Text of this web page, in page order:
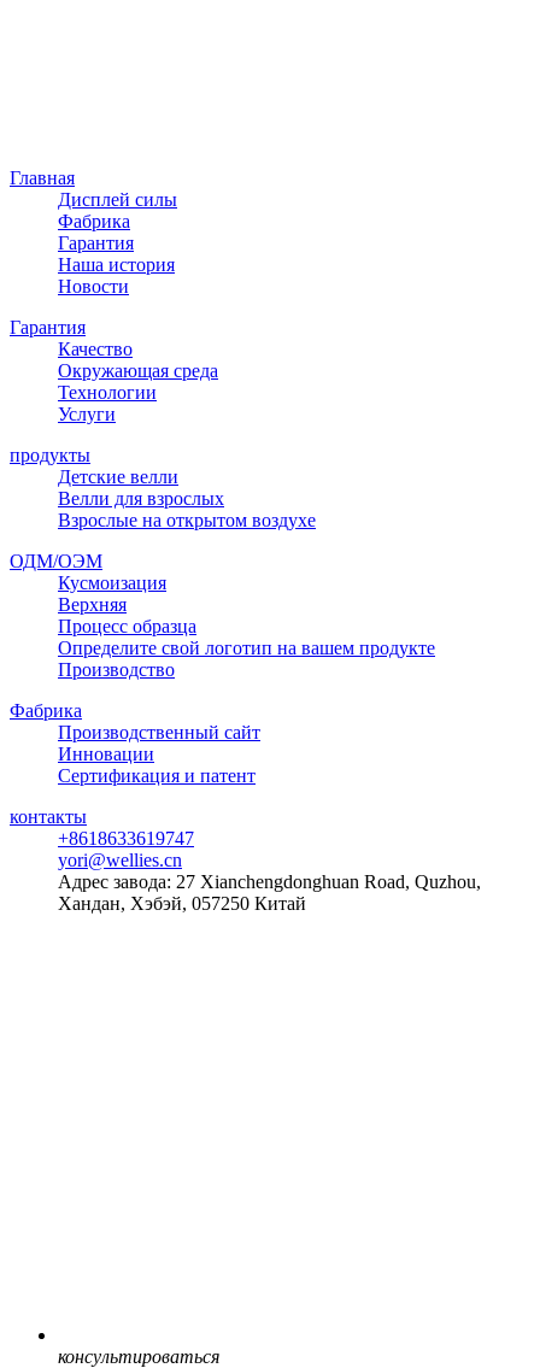
Главная
Дисплей силы
Фабрика
Гарантия
Наша история
Новости
Гарантия
Качество
Окружающая среда
Технологии
Услуги
продукты
Детские велли
Велли для взрослых
Взрослые на открытом воздухе
ОДМ/ОЭМ
Кусмоизация
Верхняя
Процесс образца
Определите свой логотип на вашем продукте
Производство
Фабрика
Производственный сайт
Инновации
Сертификация и патент
контакты
+8618633619747
yori@wellies.cn
Адрес завода: 27 Xianchengdonghuan Road, Quzhou,
Хандан, Хэбэй, 057250 Китай
консультироваться